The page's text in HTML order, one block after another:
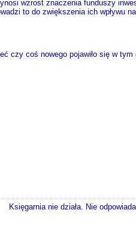
wzrost znaczenia funduszy
to do zwiększenia ich wpływu
czy coś nowego pojawiło się w
Księgarnia nie działa. Nie